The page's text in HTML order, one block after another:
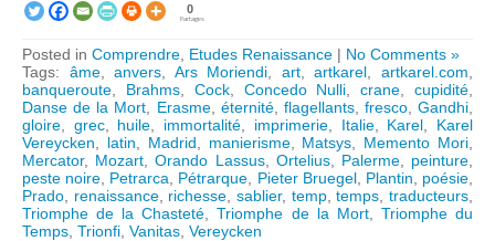
0
Partages
Posted in Comprendre Etudes Renaissance | No Comments »
Tags: âme,anvers Ars Moriendi art,artkarel ,artkarel.com
banqueroute
Brahms, Cock, Concedo Nulli ,crane ,cupidité
Danse de la Mort
Erasme, éternité, flagellants, fresco, Gandhi
gloire
grec, huile immortalité imprimerie, Italie, Karel
Karel
Vereycken
latin Madrid manierisme, Matsys Memento Mori
Mercator, Mozart ,Orando Lassus, Ortelius, Palerme, peinture
peste noire Petrarca Pétrarque Pieter Bruegel, Plantin poésie
Prado
renaissance, richesse ,sablier, temp,temps ,traducteurs
Triomphe de la Chasteté ,Triomphe de la Mort, Triomphe du
Temps Trionfi Vanitas Vereycken